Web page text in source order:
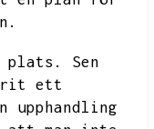
plats.
Sen
ett
upphandling